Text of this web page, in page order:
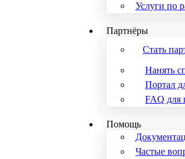
Услуги по
Партнёры
Стать
Нанять
Портал
FAQ для
Помощь
Частые